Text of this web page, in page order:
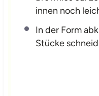
innen noch
In der Form
Stücke